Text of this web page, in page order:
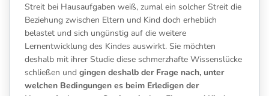
Streit bei Hausaufgaben weiß, zumal ein solcher Streit die
Beziehung zwischen Eltern und Kind doch erheblich
belastet und sich ungünstig auf die weitere
Lernentwicklung des Kindes auswirkt. Sie möchten
deshalb mit ihrer Studie diese schmerzhafte Wissenslücke
schließen und gingen deshalb der Frage nach, unter
welchen Bedingungen es beim Erledigen der